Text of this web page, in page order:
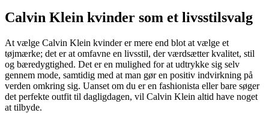
Calvin Klein kvinder som et livsstilsvalg
At vælge Calvin Klein kvinder er mere end blot at vælge et
tøjmærke; det er at omfavne en livsstil, der værdsætter kvalitet, stil
og bæredygtighed. Det er en mulighed for at udtrykke sig selv
gennem mode, samtidig med at man gør en positiv indvirkning på
verden omkring sig. Uanset om du er en fashionista eller bare søger
det perfekte outfit til dagligdagen, vil Calvin Klein altid have noget
at tilbyde.